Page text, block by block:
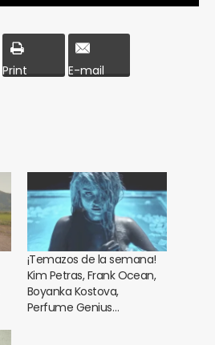
Print E-mail
¡Temazos de la semana!
Kim Petras, Frank Ocean,
Boyanka Kostova,
Perfume Genius…